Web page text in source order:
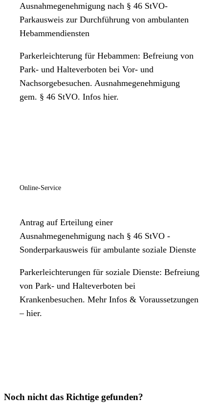
Ausnahmegenehmigung nach § 46 StVO-
Parkausweis zur Durchführung von ambulanten
Hebammendiensten
Parkerleichterung für Hebammen: Befreiung von
Park- und Halteverboten bei Vor- und
Nachsorgebesuchen. Ausnahmegenehmigung
gem. § 46 StVO. Infos hier.
Online-Service
Antrag auf Erteilung einer
Ausnahmegenehmigung nach § 46 StVO -
Sonderparkausweis für ambulante soziale Dienste
Parkerleichterungen für soziale Dienste: Befreiung
von Park- und Halteverboten bei
Krankenbesuchen. Mehr Infos & Voraussetzungen
– hier.
Noch nicht das Richtige gefunden?